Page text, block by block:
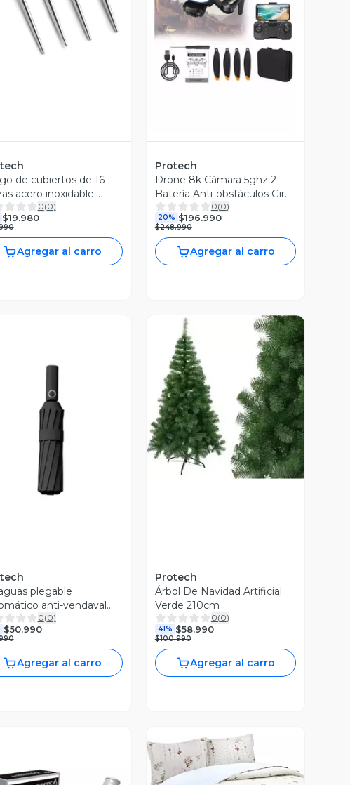
de cubiertos de 16
acero inoxidable
0(0)
$19.980
Agregar al carro
Vista Previa
Protech
Drone 8k Cámara 5ghz 2
Batería Anti-obstáculos Giro
360
0(0)
20% $196.990
$248.990
Agregar al carro
Vista Previa
plegable
anti-vendaval
12huesos n
0(0)
$50.990
Agregar al carro
Vista Previa
Protech
Árbol De Navidad Artificial
Verde 210cm
0(0)
41% $58.990
$100.990
Agregar al carro